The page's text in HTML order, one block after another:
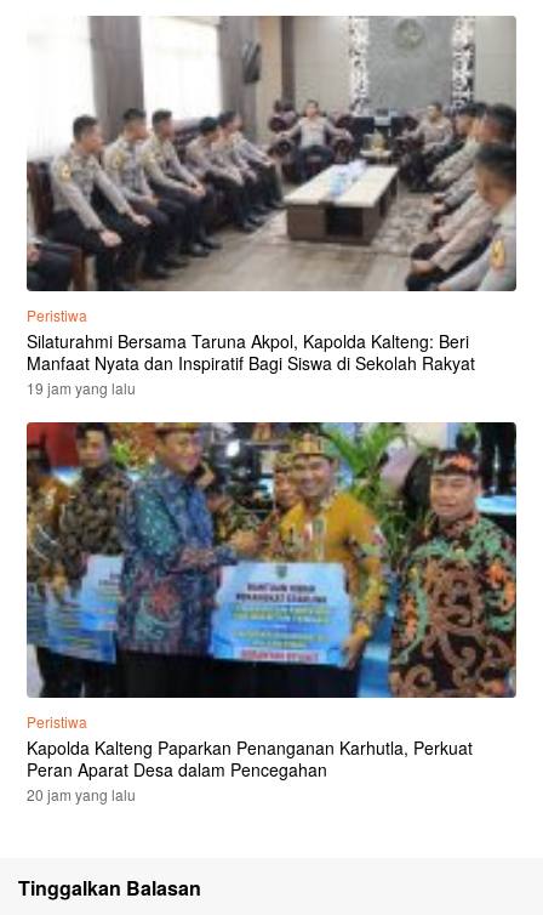
Peristiwa
Silaturahmi Bersama Taruna Akpol, Kapolda Kalteng: Beri
Manfaat Nyata dan Inspiratif Bagi Siswa di Sekolah Rakyat
19 jam yang lalu
Peristiwa
Kapolda Kalteng Paparkan Penanganan Karhutla, Perkuat
Peran Aparat Desa dalam Pencegahan
20 jam yang lalu
Tinggalkan Balasan